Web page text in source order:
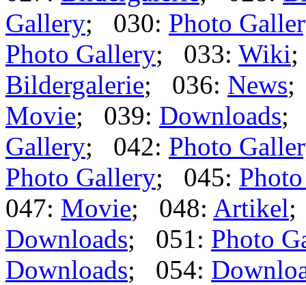
Gallery; 030: Photo
Photo Gallery; 033: Wiki
Bildergalerie; 036: News;
Movie; 039: Downloads;
Gallery; 042: Photo
Photo Gallery; 045:
047: Movie; 048: Artikel;
Downloads; 051: Photo
Downloads; 054: